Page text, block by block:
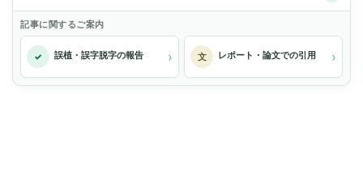
記事に関するご案内
✓ 誤植・誤字脱字の報告 › 文 レポート・論文での引用 ›